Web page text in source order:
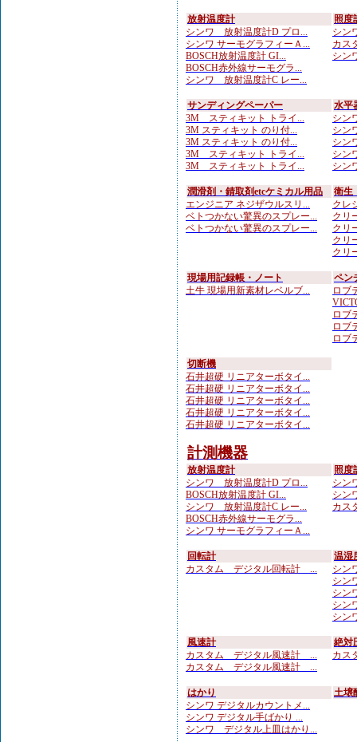
放射温度計
シンワ 放射温度計D プロ...
シンワ サーモグラフィーＡ...
BOSCH放射温度計 GI...
BOSCH赤外線サーモグラ...
シンワ 放射温度計C レー...
照度
シン
カス
シン
サンディングペーパー
3M スティキット トライ...
3M スティキット のり付...
3M スティキット のり付...
3M スティキット トライ...
3M スティキット トライ...
水平
シン
シン
シン
シン
シン
潤滑剤・錆取剤etcケミカル用品
エンジニア ネジザウルスリ...
ベトつかない驚異のスプレー...
ベトつかない驚異のスプレー...
衛生
クレ
クリ
クリ
クリ
クリ
現場用記録帳・ノート
土牛 現場用新素材レベルブ...
ペン
ロブ
ロブ
ロブ
ロブ
切断機
石井超硬 リニアターボタイ...
石井超硬 リニアターボタイ...
石井超硬 リニアターボタイ...
石井超硬 リニアターボタイ...
石井超硬 リニアターボタイ...
計測機器
放射温度計
シンワ 放射温度計D プロ...
BOSCH放射温度計 GI...
シンワ 放射温度計C レー...
BOSCH赤外線サーモグラ...
シンワ サーモグラフィーＡ...
照度
シン
シン
カス
回転計
カスタム デジタル回転計 ...
温湿
シン
シン
シン
シン
シン
風速計
カスタム デジタル風速計 ...
カスタム デジタル風速計 ...
絶対
カス
はかり
シンワ デジタルカウントメ...
シンワ デジタル手ばかり ...
シンワ デジタル上皿はかり...
土壌